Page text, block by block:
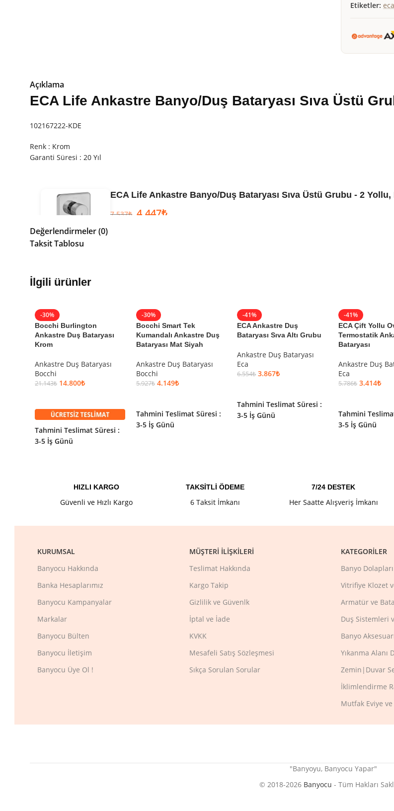
Etiketler: eca
Açıklama
ECA Life Ankastre Banyo/Duş Bataryası Sıva Üstü
102167222-KDE
Renk : Krom
Garanti Süresi : 20 Yıl
ECA Life Ankastre Banyo/Duş Bataryası Sıva Üstü Grubu - 2 Yollu,
7.537₺ 4.447₺
Krom
Etiketler: eca
Değerlendirmeler (0)
Taksit Tablosu
İlgili ürünler
-30%
Bocchi Burlington
Ankastre Duş Bataryası
Krom
Ankastre Duş Bataryası
Bocchi
21.143₺ 14.800₺
Tahmini Teslimat Süresi :
3-5 İş Günü
-30%
Bocchi Smart Tek
Kumandalı Ankastre Duş
Bataryası Mat Siyah
Ankastre Duş Bataryası
Bocchi
5.927₺ 4.149₺
Tahmini Teslimat Süresi :
3-5 İş Günü
-41%
ECA Ankastre Duş
Bataryası Sıva Altı Grubu
Ankastre Duş Bataryası
Eca
6.554₺ 3.867₺
Tahmini Teslimat Süresi :
3-5 İş Günü
-41%
ECA Çift Yollu
Termostatik
Bataryası
Ankastre Duş
Eca
5.786₺ 3.414₺
Tahmini
3-5 İş Günü
HIZLI KARGO
Güvenli ve Hızlı Kargo
TAKSİTLİ ÖDEME
6 Taksit İmkanı
7/24 DESTEK
Her Saatte Alışveriş İmkanı
KURUMSAL
Banyocu Hakkında
Banka Hesaplarımız
Banyocu Kampanyalar
Markalar
Banyocu Bülten
Banyocu İletişim
Banyocu Üye Ol !
MÜŞTERI İLIŞKILERI
Teslimat Hakkında
Kargo Takip
Gizlilik ve Güvenlk
İptal ve İade
KVKK
Mesafeli Satış Sözleşmesi
Sıkça Sorulan Sorular
KATEGORILER
Banyo Dolapları
Vitrifiye Klozet
Armatür ve
Duş Sistemleri
Banyo
Yıkanma Alanı
Zemin|Duvar
İklimlendirme
Mutfak Eviye
"Banyoyu, Banyocu Yapar"
© 2018-2026 Banyocu - Tüm Hakları